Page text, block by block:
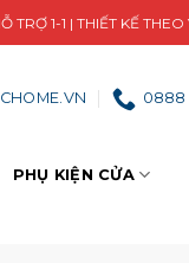
TRỢ 1-1 | THIẾT KẾ THEO
0888
PHỤ KIỆN CỬA